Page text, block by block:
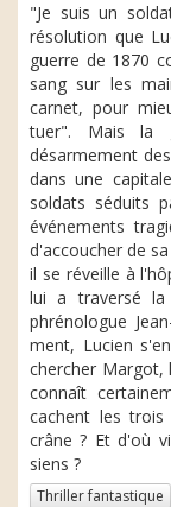
"Je suis un
résolution que
guerre de 1870
sang sur les
carnet, pour
tuer". Mais la
désarmement
dans une
soldats séduits
événements
d'accoucher de
il se réveille à
lui a traversé
phrénologue
ment, Lucien
chercher
connaît
cachent les
crâne ? Et d'où
siens ?
Thriller fantastique